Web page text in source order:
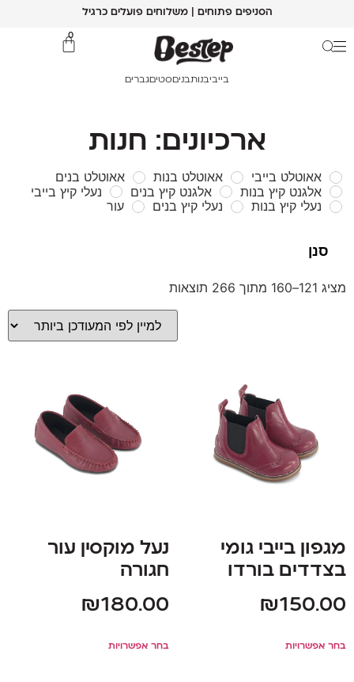
הסניפים פתוחים | משלוחים פועלים כרגיל
0
בייביבנות בנים סטיםגברים
ארכיונים: חנות
אאוטלט בייבי אאוטלט בנות
אאוטלט בנים
אלגנט קיץ בנות
אלגנט קיץ בנים
נעלי קיץ בייבי
נעלי קיץ בנות
נעלי קיץ בנים עור
מציג 121–160 מתוך 266 תוצאות
מגפון בייבי גומי
בצדדים בורדו
₪150.00
בחר אפשרויות
נעל מוקסין עור
חגורה
₪180.00
בחר אפשרויות